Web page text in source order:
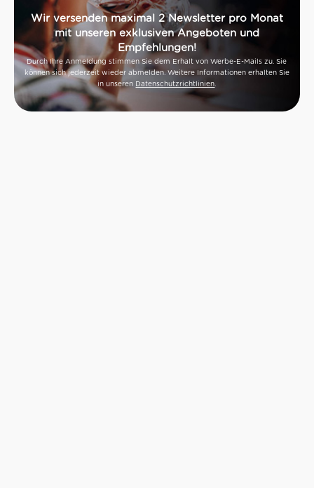
Wir versenden maximal 2 Newsletter pro Monat
mit unseren exklusiven Angeboten und
Empfehlungen!
Durch Ihre Anmeldung stimmen Sie dem Erhalt von Werbe-E-Mails zu. Sie
können sich jederzeit wieder abmelden. Weitere Informationen erhalten Sie
in unseren Datenschutzrichtlinien